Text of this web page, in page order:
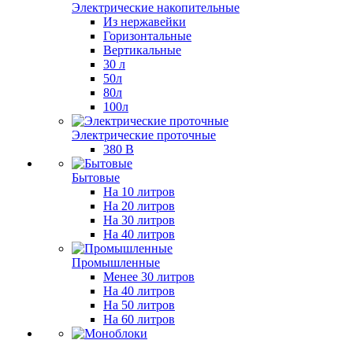
Электрические накопительные
Из нержавейки
Горизонтальные
Вертикальные
30 л
50л
80л
100л
Электрические проточные
380 В
Бытовые
На 10 литров
На 20 литров
На 30 литров
На 40 литров
Промышленные
Менее 30 литров
На 40 литров
На 50 литров
На 60 литров